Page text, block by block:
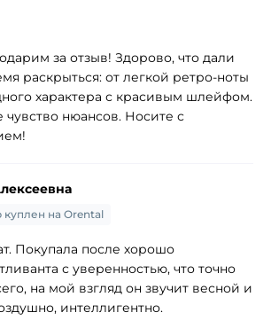
за отзыв! Здорово, что дали
раскрыться: от легкой ретро-ноты
характера с красивым шлейфом.
чувство нюансов. Носите с
куплен на Orental
Покупала после хорошо
с уверенностью, что точно
на мой взгляд он звучит весной и
интеллигентно.